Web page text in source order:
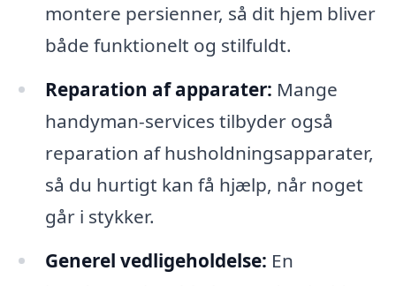
montere persienner, så dit hjem bliver
både funktionelt og stilfuldt.
Reparation af apparater: Mange
handyman-services tilbyder også
reparation af husholdningsapparater,
så du hurtigt kan få hjælp, når noget
går i stykker.
Generel vedligeholdelse: En